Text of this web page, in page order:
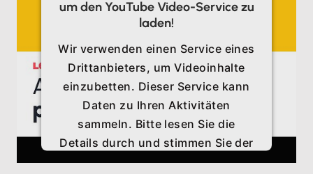
um den YouTube Video-Service zu
laden!
Wir verwenden einen Service eines
Drittanbieters, um Videoinhalte
einzubetten. Dieser Service kann
Daten zu Ihren Aktivitäten
sammeln. Bitte lesen Sie die
Details durch und stimmen Sie der
Nutzung des Service zu, um